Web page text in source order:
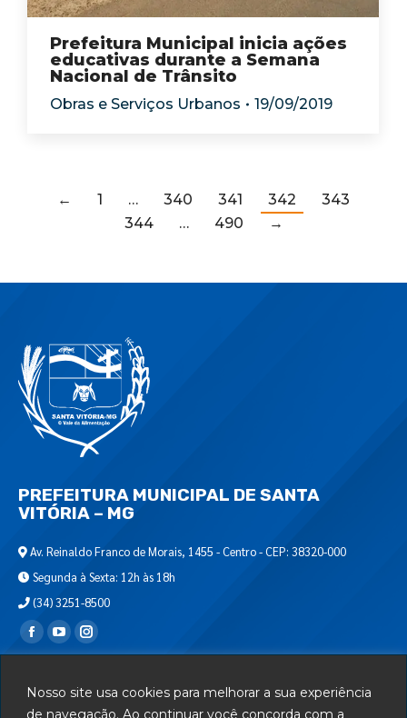
Nosso site usa cookies para melhorar a sua experiência
de navegação. Ao continuar você concorda com a
Prefeitura Municipal inicia ações
educativas durante a Semana
Nacional de Trânsito
Obras e Serviços Urbanos 19/09/2019
← 1 … 340 341 342
343
344
… 490 →
PREFEITURA MUNICIPAL DE SANTA
VITÓRIA – MG
Av. Reinaldo Franco de Morais, 1455 - Centro - CEP: 38320-000
Segunda à Sexta: 12h às 18h
(34) 3251-8500
Encontre-nos em:
Departamento de T.I.